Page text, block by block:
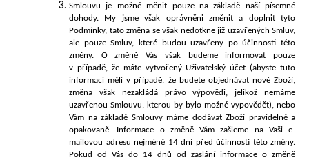
Smlouvu je možné měnit pouze na základě naší písemné
dohody. My jsme však oprávněni změnit a doplnit tyto
Podmínky, tato změna se však nedotkne již uzavřených Smluv,
ale pouze Smluv, které budou uzavřeny po účinnosti této
změny. Ozměně Vás však budeme informovat pouze
v případě, že máte vytvořený Uživatelský účet (abyste tuto
informaci měli v případě, že budete objednávat nové Zboží,
změna však nezakládá právo výpovědi, jelikož nemáme
uzavřenou Smlouvu, kterou by bylo možné vypovědět), nebo
Vám na základě Smlouvy máme dodávat Zboží pravidelně a
opakovaně. Informace o změně Vám zašleme na Vaši e-
mailovou adresu nejméně 14 dní před účinností této změny.
Pokud od Vás do 14 dnů od zaslání informace o změně